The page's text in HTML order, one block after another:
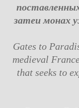
затеи монах
Gates to
medieval
that seeks to